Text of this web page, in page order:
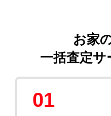
お家
一括査定
01